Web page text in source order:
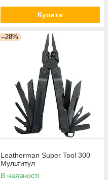
Купити
–28%
Leatherman Super Tool 300
Мультитул
В наявності